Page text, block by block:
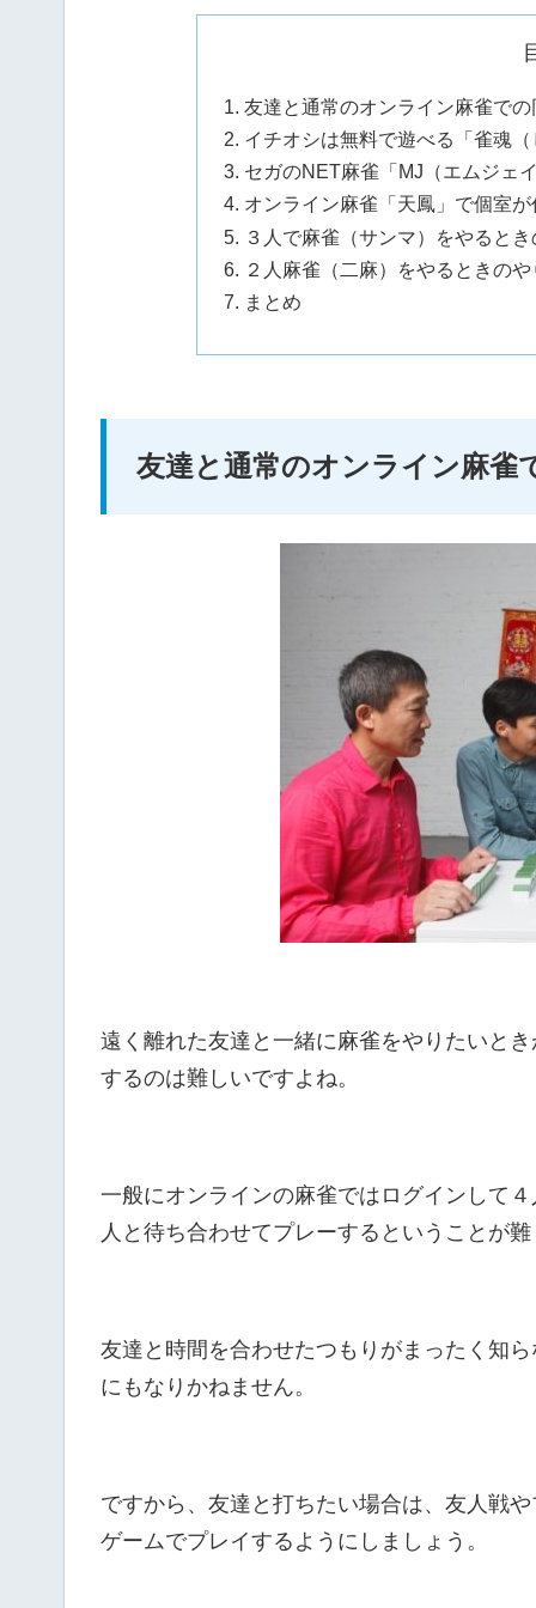
友達と通常のオンライン麻雀で
イチオシは無料で遊べる「雀魂
セガのNET麻雀「MJ（エムジェ
オンライン麻雀「天鳳」で個室
３人で麻雀（サンマ）をやると
２人麻雀（二麻）をやるときの
まとめ
友達と通常のオンライン麻雀
遠く離れた友達と一緒に麻雀をやりたいと
するのは難しいですよね。
一般にオンラインの麻雀ではログインして
人と待ち合わせてプレーするということが
友達と時間を合わせたつもりがまったく知
にもなりかねません。
ですから、友達と打ちたい場合は、友人戦
ゲームでプレイするようにしましょう。